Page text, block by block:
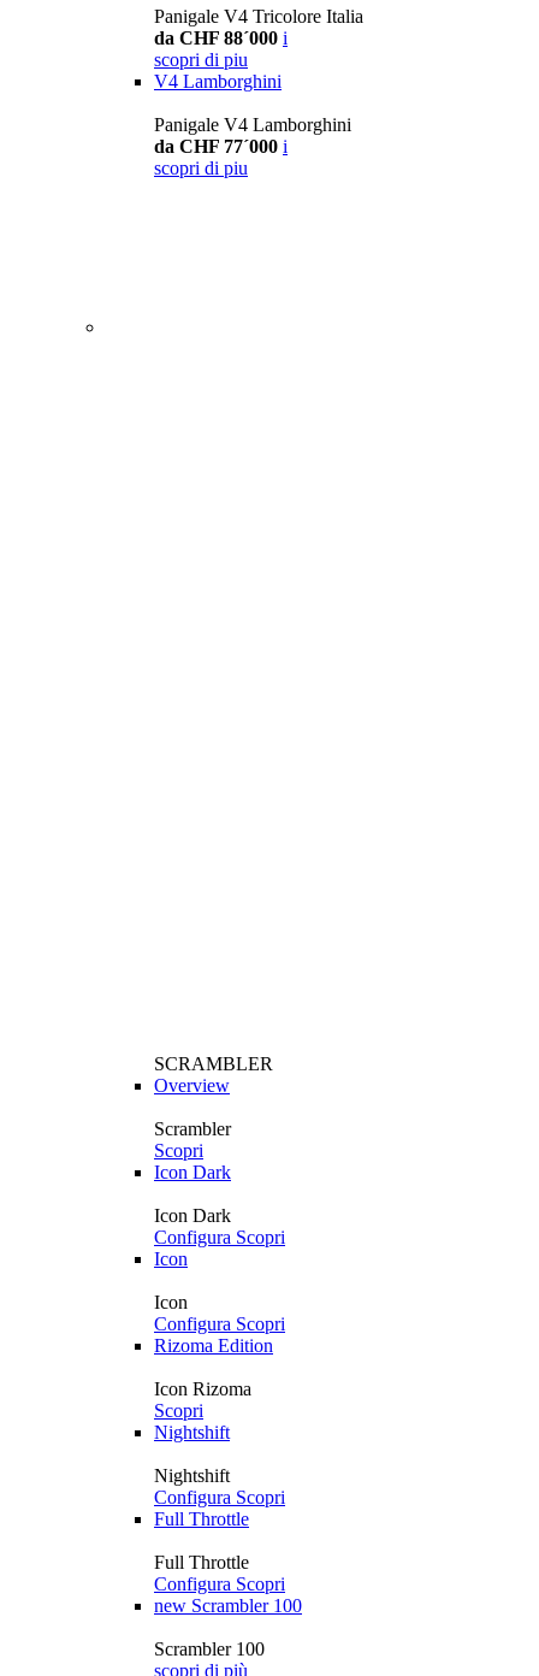
Panigale V4 Tricolore Italia
da CHF 88´000 i
scopri di piu
V4 Lamborghini
Panigale V4 Lamborghini
da CHF 77´000 i
scopri di piu
SCRAMBLER
Overview
Scrambler
Scopri
Icon Dark
Icon Dark
Configura Scopri
Icon
Icon
Configura Scopri
Rizoma Edition
Icon Rizoma
Scopri
Nightshift
Nightshift
Configura Scopri
Full Throttle
Full Throttle
Configura Scopri
new Scrambler 100
Scrambler 100
scopri di più